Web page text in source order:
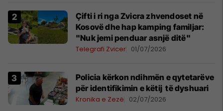
Çifti i ri nga Zvicra zhvendoset në
Kosovë dhe hap kamping familjar:
"Nuk jemi penduar asnjë ditë"
Telegrafi Zvicer 01/07/2026
Policia kërkon ndihmën e qytetarëve
për identifikimin e këtij të dyshuari
Kronika e Zezë 02/07/2026